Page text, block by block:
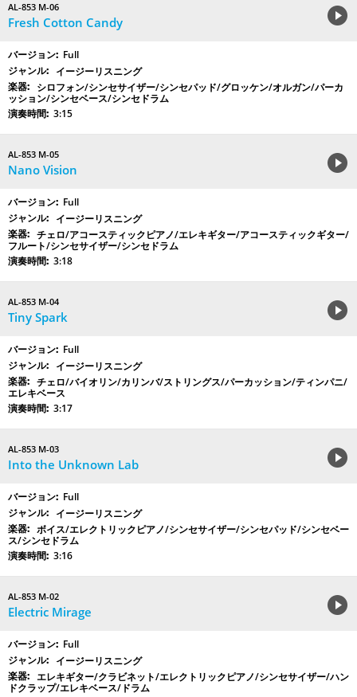
AL-853 M-06
Fresh Cotton Candy
Full
イージーリスニング
シロフォン/シンセサイザー/シンセパッド/グロッケン/オルガン/パーカ
ッション/シンセベース/シンセドラム
3:15
AL-853 M-05
Nano Vision
Full
イージーリスニング
チェロ/アコースティックピアノ/エレキギター/アコースティックギター/
フルート/シンセサイザー/シンセドラム
3:18
AL-853 M-04
Tiny Spark
Full
イージーリスニング
チェロ/バイオリン/カリンバ/ストリングス/パーカッション/ティンパニ/
エレキベース
3:17
AL-853 M-03
Into the Unknown Lab
Full
イージーリスニング
ボイス/エレクトリックピアノ/シンセサイザー/シンセパッド/シンセベー
ス/シンセドラム
3:16
AL-853 M-02
Electric Mirage
Full
イージーリスニング
エレキギター/クラビネット/エレクトリックピアノ/シンセサイザー/ハン
ドクラップ/エレキベース/ドラム